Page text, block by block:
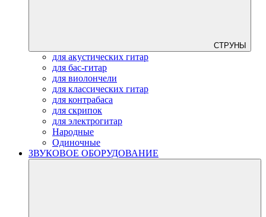
СТРУНЫ
для акустических гитар
для бас-гитар
для виолончели
для классических гитар
для контрабаса
для скрипок
для электрогитар
Народные
Одиночные
ЗВУКОВОЕ ОБОРУДОВАНИЕ